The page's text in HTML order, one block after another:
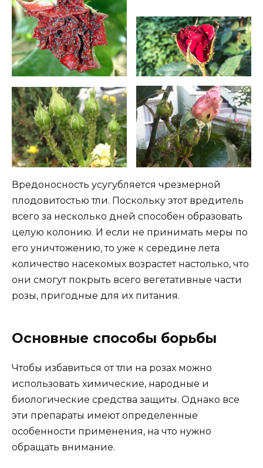
Вредоносность усугубляется чрезмерной
плодовитостью тли. Поскольку этот вредитель
всего за несколько дней способен образовать
целую колонию. И если не принимать меры по
его уничтожению, то уже к середине лета
количество насекомых возрастет настолько, что
они смогут покрыть всего вегетативные части
розы, пригодные для их питания.
Основные способы борьбы
Чтобы избавиться от тли на розах можно
использовать химические, народные и
биологические средства защиты. Однако все
эти препараты имеют определенные
особенности применения, на что нужно
обращать внимание.